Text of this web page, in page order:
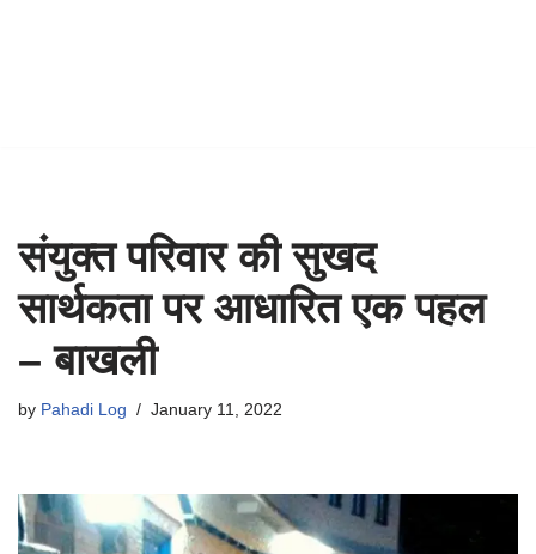
संयुक्त परिवार की सुखद
सार्थकता पर आधारित एक पहल
– बाखली
by Pahadi Log January 11, 2022